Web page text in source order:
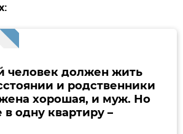
человек должен жить
и родственники
хорошая, и муж. Но
одну квартиру –